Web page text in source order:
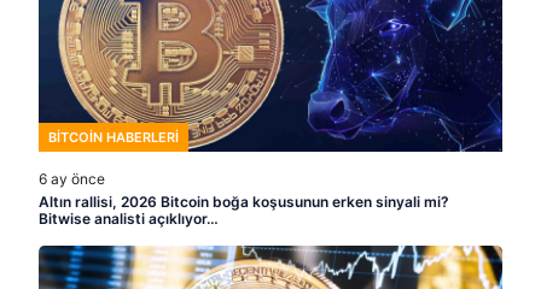
BITCOIN HABERLERI
6 ay önce
Altın rallisi, 2026 Bitcoin boğa koşusunun erken sinyali mi?
Bitwise analisti açıklıyor…